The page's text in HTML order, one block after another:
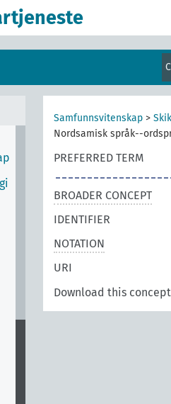
Samfunnsvitenskap >
Nordsamisk språk--
PREFERRED TERM
BROADER CONCEPT
IDENTIFIER
NOTATION
URI
Download this